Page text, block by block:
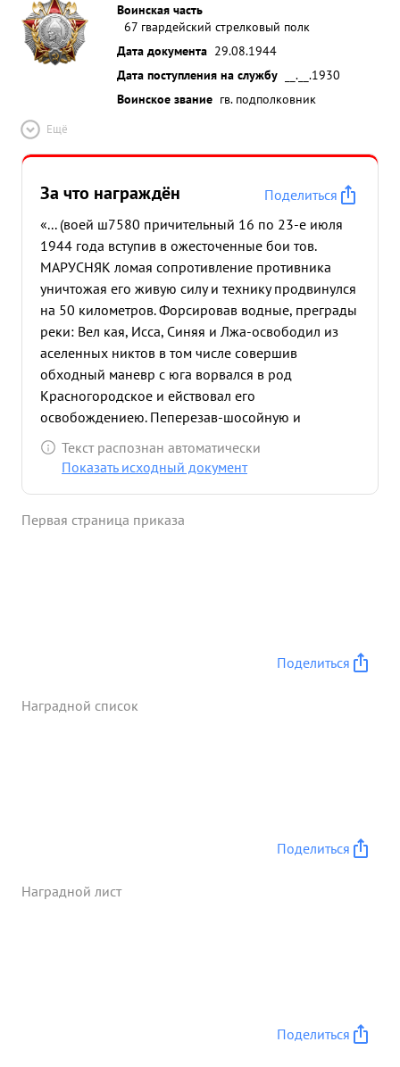
Воинская часть
67 гвардейский стрелковый полк
Дата документа 29.08.1944
Дата поступления на службу
__.__.1930
Воинское звание гв. подполковник
Ещё
За что награждён
Поделиться
«... (воей ш7580 причительный 16 по 23-е июля
1944 года вступив в ожесточенные бои тов.
МАРУСНЯК ломая сопротивление противника
уничтожая его живую силу и технику продвинулся
на 50 километров. Форсировав водные, преграды
реки: Вел кая, Исса, Синяя и Лжа-освободил из
аселенных никтов в том числе совершив
обходный маневр с юга ворвался в род
Красногородское и ействовал его
освобождениею. Пеперезав-шосойную и
железную дороги.Псков- Резекне овладел
станцией Карсава. За личную храбрость и умелое
"КРАСНОЕ зн НАМЯ" ...»
Текст распознан автоматически
Показать исходный документ
Первая страница приказа
Поделиться
Наградной список
Поделиться
Наградной лист
Поделиться